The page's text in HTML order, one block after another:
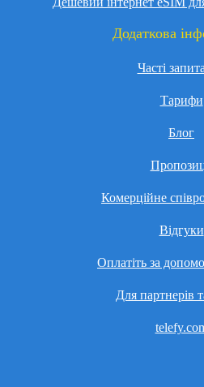
Додаткова
Часті
Тарифи
Блог
Комерційне
Відгуки
Оплатіть за
Для партнерів